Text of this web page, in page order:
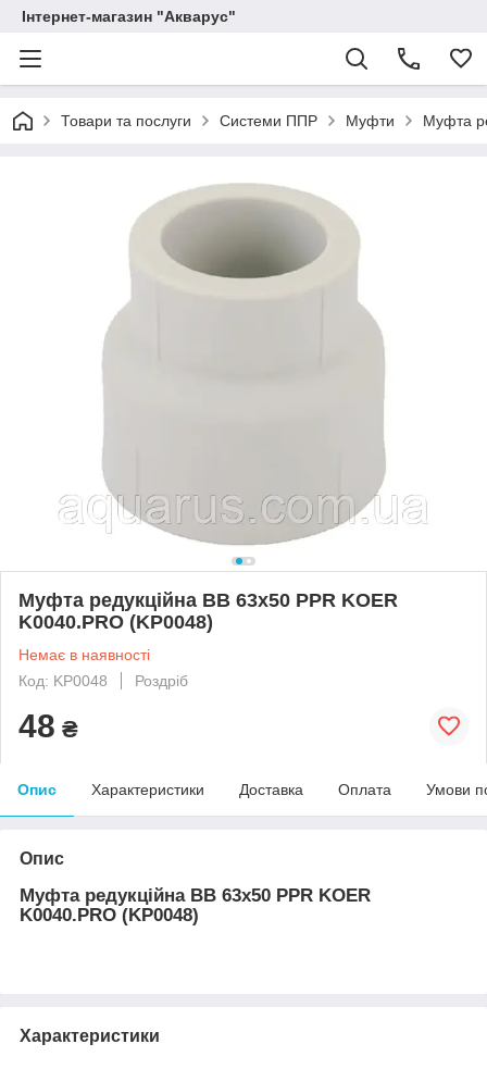
Інтернет-магазин "Акварус"
Товари та послуги Системи ППР Муфти Муфта
Муфта редукційна ВВ 63x50 PPR KOER
K0040.PRO (KP0048)
Немає в наявності
Код: KP0048
Роздріб
48 ₴
Опис Характеристики Доставка Оплата Умови
Опис
Муфта редукційна ВВ 63x50 PPR KOER
K0040.PRO (KP0048)
Характеристики